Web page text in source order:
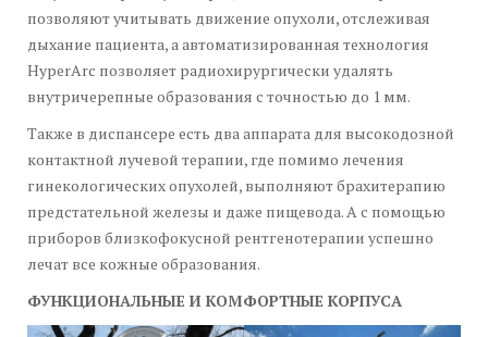
позволяют учитывать движение опухоли, отслеживая
дыхание пациента, а автоматизированная технология
HyperArc позволяет радиохирургически удалять
внутричерепные образования с точностью до 1 мм.
Также в диспансере есть два аппарата для высокодозной
контактной лучевой терапии, где помимо лечения
гинекологических опухолей, выполняют брахитерапию
предстательной железы и даже пищевода. А с помощью
приборов близкофокусной рентгенотерапии успешно
лечат все кожные образования.
ФУНКЦИОНАЛЬНЫЕ И КОМФОРТНЫЕ КОРПУСА